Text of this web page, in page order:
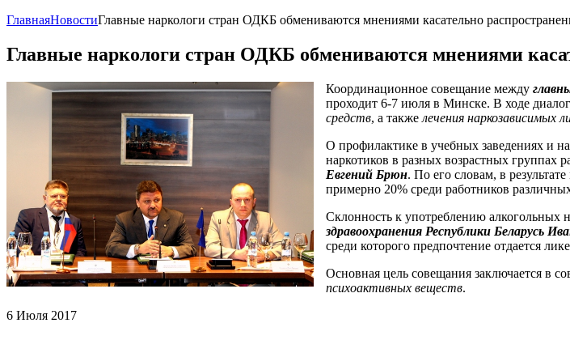
ГлавнаяНовостиГлавные наркологи стран ОДКБ обмениваются мнениями касательно
Главные наркологи стран ОДКБ обмениваются мнениями
Координационное совещание между
проходит 6-7 июля в Минске. В ходе
средств, а также лечения наркозависимых
О профилактике в учебных заведениях и
наркотиков в разных возрастных группах
Евгений Брюн. По его словам, в
примерно 20% среди работников
Склонность к употреблению алкогольных
здравоохранения Республики Беларусь
среди которого предпочтение отдается
Основная цель совещания заключается в
психоактивных веществ.
6 Июля 2017